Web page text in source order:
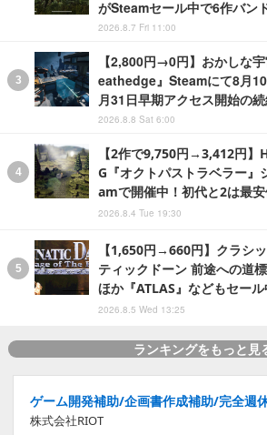
がSteamセール中で6作バン
2026.8.7 Fri 11:00
【2,800円→0円】おかしな
eathedge』Steamにて8月
月31日早期アクセス開始の
2026.8.8 Sat 6:00
【2作で9,750円→3,412円】
G『オクトパストラベラー』
amで開催中！初代と2は最
2026.8.4 Tue 19:30
【1,650円→660円】クラシ
ティックドーン 前途への道
ほか『ATLAS』などもセール
2026.8.5 Wed 13:25
ランキングをもっと見
ゲーム開発補助/企画書作成補助/完全週
株式会社RIOT